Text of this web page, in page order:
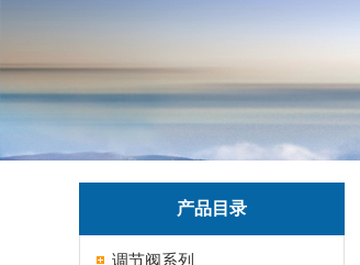
产品目录
调节阀系列